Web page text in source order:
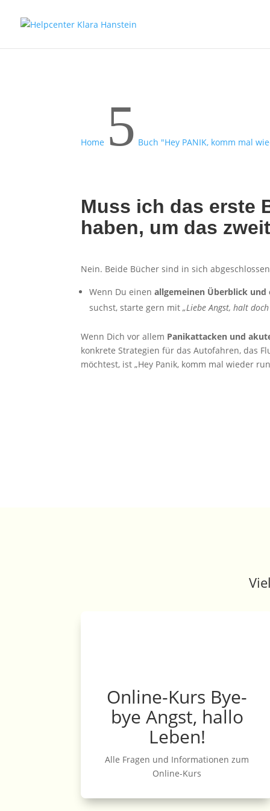
Home 5 Buch "Hey PANIK, komm mal
Muss ich das erste
haben, um das
Nein. Beide Bücher sind in sich
Wenn Du einenallgemeinen Überblick und
suchst, starte gern mit„Liebe Angst, halt
Wenn Dich vor allem Panikattacken und
konkrete Strategien für das Autofahren, das
möchtest, ist „Hey Panik, komm mal wieder
Online-Kurs Bye-
bye Angst, hallo
Leben!
Alle Fragen und Informationen zum
Online-Kurs